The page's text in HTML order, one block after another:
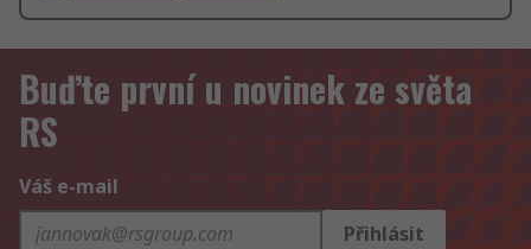
Buďte první u novinek ze světa
RS
Váš e-mail
Přihlásit